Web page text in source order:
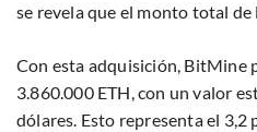
se revela que el monto total de
Con esta adquisición, BitMine
3.860.000 ETH, con un valor
dólares. Esto representa el